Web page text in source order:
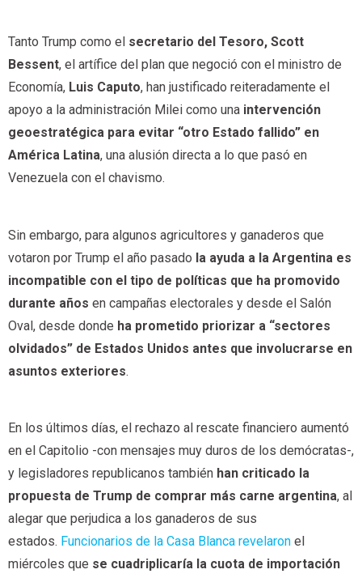
Tanto Trump como el secretario del Tesoro, Scott
Bessent, el artífice del plan que negoció con el ministro de
Economía, Luis Caputo, han justificado reiteradamente el
apoyo a la administración Milei como una intervención
geoestratégica para evitar “otro Estado fallido” en
América Latina, una alusión directa a lo que pasó en
Venezuela con el chavismo.
Sin embargo, para algunos agricultores y ganaderos que
votaron por Trump el año pasado la ayuda a la Argentina es
incompatible con el tipo de políticas que ha promovido
durante años en campañas electorales y desde el Salón
Oval, desde donde ha prometido priorizar a “sectores
olvidados” de Estados Unidos antes que involucrarse en
asuntos exteriores.
En los últimos días, el rechazo al rescate financiero aumentó
en el Capitolio -con mensajes muy duros de los demócratas-,
y legisladores republicanos también han criticado la
propuesta de Trump de comprar más carne argentina, al
alegar que perjudica a los ganaderos de sus
estados. Funcionarios de la Casa Blanca revelaron el
miércoles que se cuadriplicaría la cuota de importación